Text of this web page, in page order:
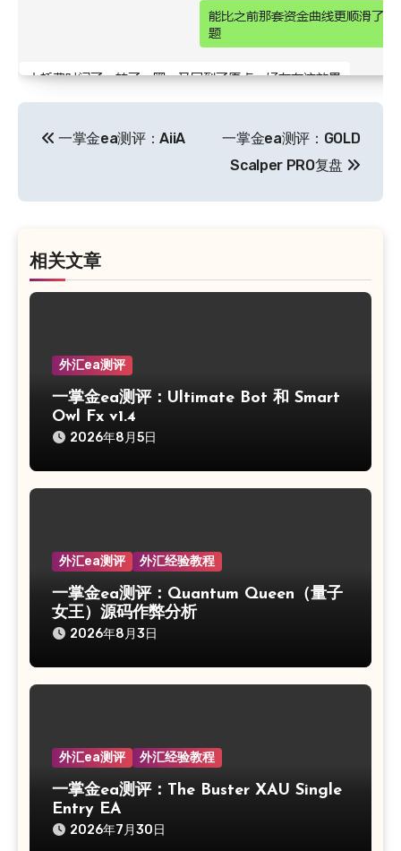
导
一掌金ea测评：AiiA
一掌金ea测评：GOLD
Scalper PRO复盘
相关文章
外汇ea测评
一掌金ea测评：Ultimate Bot 和 Smart
Owl Fx v1.4
2026年8月5日
外汇ea测评 外汇经验教程
一掌金ea测评：Quantum Queen（量子
女王）源码作弊分析
2026年8月3日
外汇ea测评 外汇经验教程
一掌金ea测评：The Buster XAU Single
Entry EA
2026年7月30日